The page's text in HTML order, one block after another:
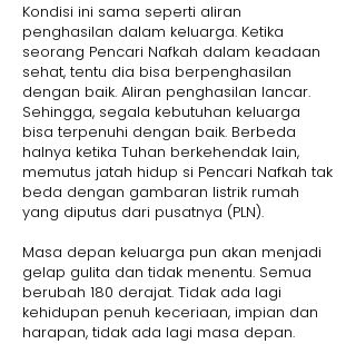
Kondisi ini sama seperti aliran
penghasilan dalam keluarga. Ketika
seorang Pencari Nafkah dalam keadaan
sehat, tentu dia bisa berpenghasilan
dengan baik. Aliran penghasilan lancar.
Sehingga, segala kebutuhan keluarga
bisa terpenuhi dengan baik. Berbeda
halnya ketika Tuhan berkehendak lain,
memutus jatah hidup si Pencari Nafkah tak
beda dengan gambaran listrik rumah
yang diputus dari pusatnya (PLN).
Masa depan keluarga pun akan menjadi
gelap gulita dan tidak menentu. Semua
berubah 180 derajat. Tidak ada lagi
kehidupan penuh keceriaan, impian dan
harapan, tidak ada lagi masa depan.